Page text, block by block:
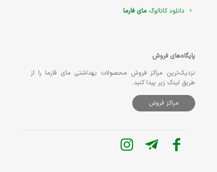
دانلود کاتالوگ مای فارما
پایگاه‌های فروش
نزدیک‌ترین مراکز فروش محصولات بهداشتی مای فارما را از
طریق لینک زیر پیدا کنید.
مراکز فروش